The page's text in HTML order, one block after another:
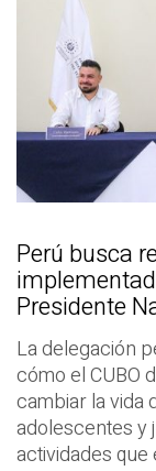
Perú busca
Presidente
La delegación
cómo el CUBO
cambiar la vida
adolescentes y
actividades